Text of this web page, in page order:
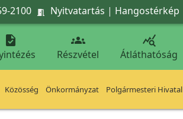
2100  Nyitvatartás | Hangostérkép
 
Részvétel

Átláthatóság
Közösség Önkormányzat Polgármesteri Hivatal